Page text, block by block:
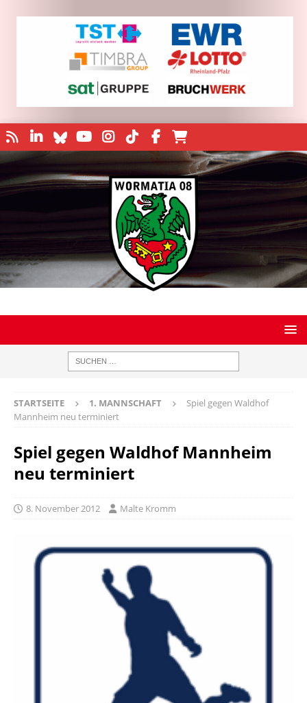
STARTSEITE 1. MANNSCHAFT
Spiel gegen Waldhof
Mannheim neu terminiert
Spiel gegen Waldhof Mannheim
neu terminiert
8. November 2012 Malte Kromm